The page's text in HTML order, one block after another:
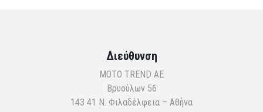
Διεύθυνση
MOTO TREND AE
Βρυούλων 56
143 41 Ν. Φιλαδέλφεια – Αθήνα